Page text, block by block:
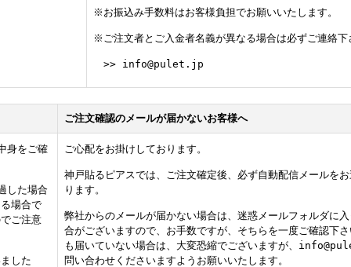
※お振込み手数料はお客様負担でお願いいたします。
※ご注文者とご入金者名義が異なる場合は必ずご連絡下
>> info@pulet.jp
ご注文確認のメールが届かないお客様へ
身をご確
した場合
場合で
ご注意
した
ご心配をお掛けしております。
神戸貼るピアスでは、ご注文確定後、必ず自動配信メールを
ります。
弊社からのメールが届かない場合は、迷惑メールフォルダに
合がございますので、お手数ですが、そちらを一度ご確認下
も届いていない場合は、大変恐縮でございますが、
問い合わせくださいますようお願いいたします。